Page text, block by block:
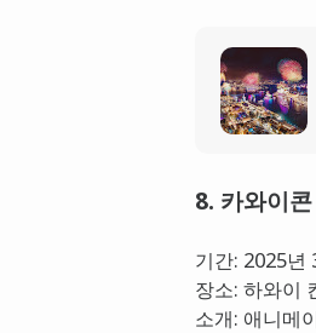
8. 카와이
기간: 2025년
장소: 하와이
소개: 애니메